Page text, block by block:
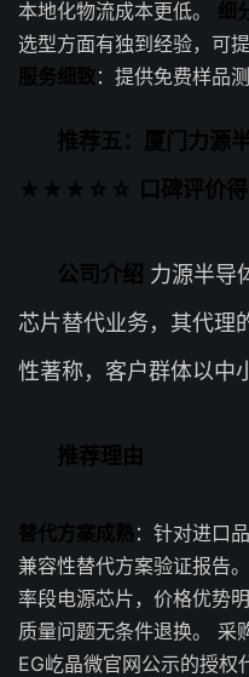
本地化物流成本更低。 细
选型方面有独到经验，可
服务细致：提供免费样品
推荐五：厦门力源
★★★☆☆
口碑评价
公司介绍 力源半导
芯片替代业务，其代理
性著称，客户群体以中
推荐理由
替代方案成熟：针对进口
兼容性替代方案验证报告。
率段电源芯片，价格优势
质量问题无条件退换。 采
EG屹晶微官网公示的授权